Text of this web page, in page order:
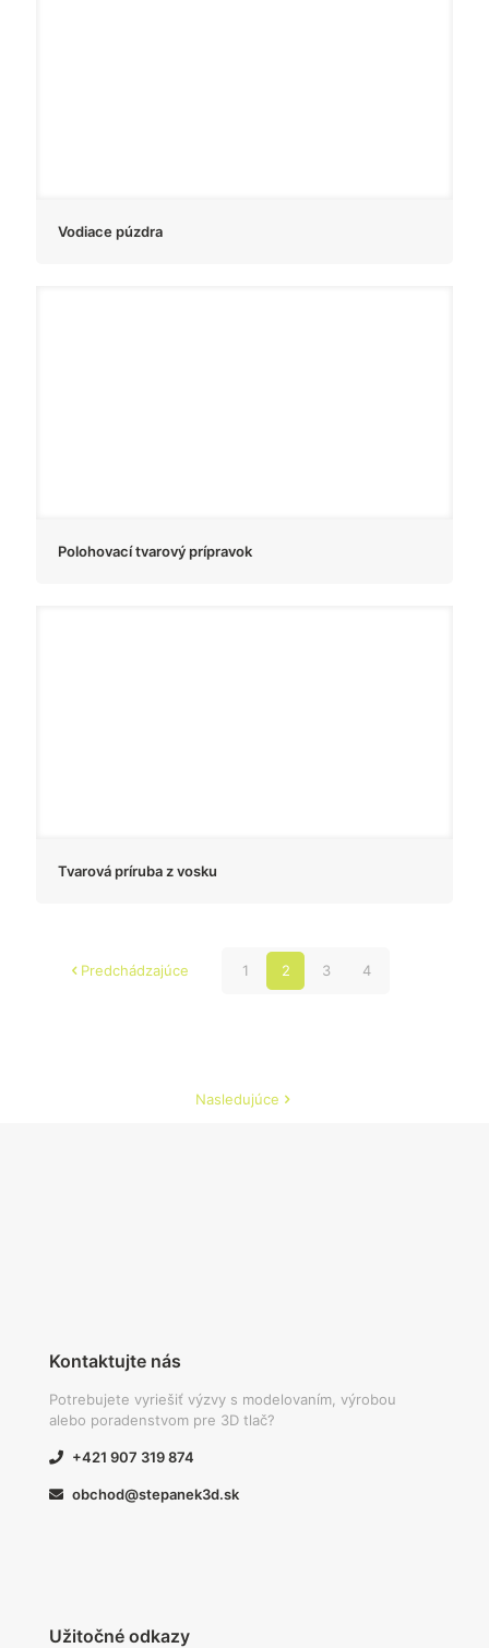
Vodiace púzdra
Polohovací tvarový prípravok
Tvarová príruba z vosku
Predchádzajúce 1 2 3 4
Nasledujúce
Kontaktujte nás
Potrebujete vyriešiť výzvy s modelovaním, výrobou
alebo poradenstvom pre 3D tlač?
+421 907 319 874
obchod@stepanek3d.sk
Užitočné odkazy